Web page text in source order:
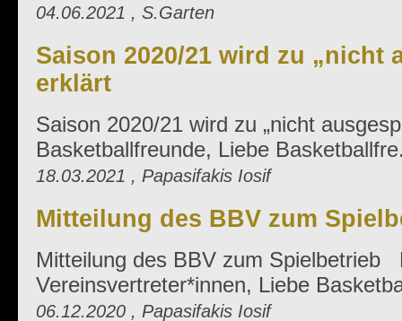
04.06.2021 , S.Garten
Saison 2020/21 wird zu „nicht
erklärt
Saison 2020/21 wird zu „nicht
Basketballfreunde, Liebe
18.03.2021 , Papasifakis Iosif
Mitteilung des BBV zum
Mitteilung des BBV zum Spielbetrieb
Vereinsvertreter*innen, Liebe
06.12.2020 , Papasifakis Iosif